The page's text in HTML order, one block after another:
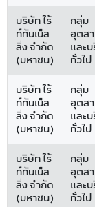
บริษัท ไร้
ท์ทันเน็ล
ลิ่ง จำกัด
(มหาชน)
กลุ่ม
อุตส
และ
ทั่วไป
บริษัท ไร้
ท์ทันเน็ล
ลิ่ง จำกัด
(มหาชน)
กลุ่ม
อุตส
และ
ทั่วไป
บริษัท ไร้
ท์ทันเน็ล
ลิ่ง จำกัด
(มหาชน)
กลุ่ม
อุตส
และ
ทั่วไป